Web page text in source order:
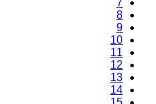
8
9
10
11
12
13
14